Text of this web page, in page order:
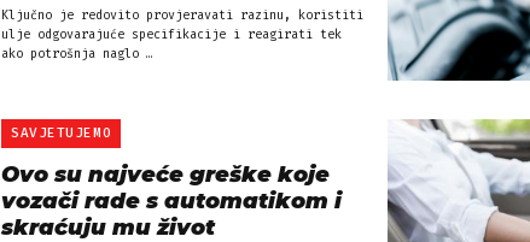
Ključno je redovito provjeravati razinu, koristiti
ulje odgovarajuće specifikacije i reagirati tek
ako potrošnja naglo …
SAVJETUJEMO
Ovo su najveće greške koje
vozači rade s automatikom i
skraćuju mu život